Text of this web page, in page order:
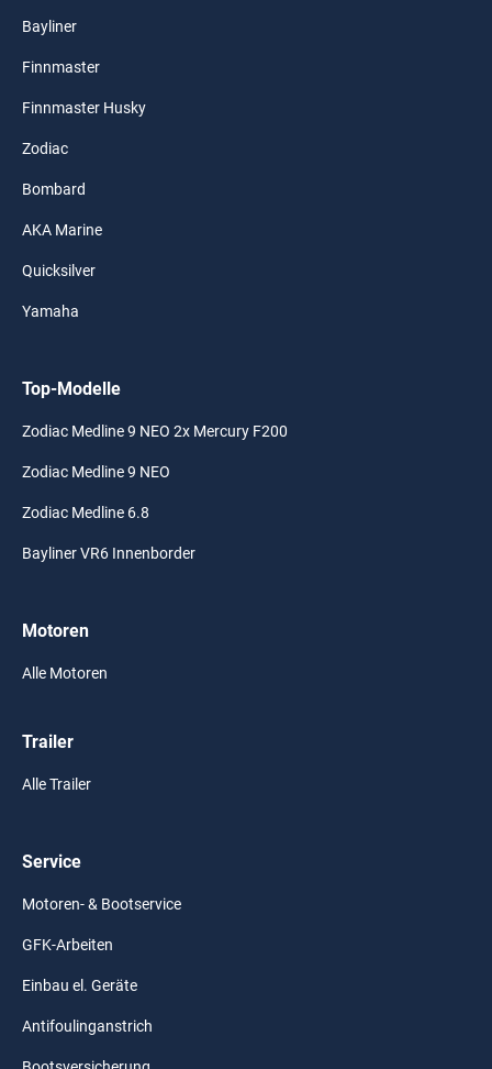
Bayliner
Finnmaster
Finnmaster Husky
Zodiac
Bombard
AKA Marine
Quicksilver
Yamaha
Top-Modelle
Zodiac Medline 9 NEO 2x Mercury F200
Zodiac Medline 9 NEO
Zodiac Medline 6.8
Bayliner VR6 Innenborder
Motoren
Alle Motoren
Trailer
Alle Trailer
Service
Motoren- & Bootservice
GFK-Arbeiten
Einbau el. Geräte
Antifoulinganstrich